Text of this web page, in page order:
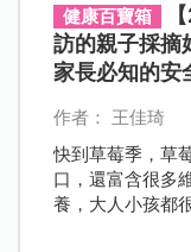
健康百寶箱
訪的親子採摘
家長必知的安
作者： 王佳琦
快到草莓季，草
口，還富含很多
養，大人小孩都